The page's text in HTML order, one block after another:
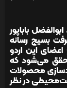
باباپور
بسیج رسانه
اعضای این اردو
می‌شود که
محصولات
در نظر